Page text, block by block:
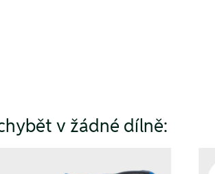
v žádné dílně: